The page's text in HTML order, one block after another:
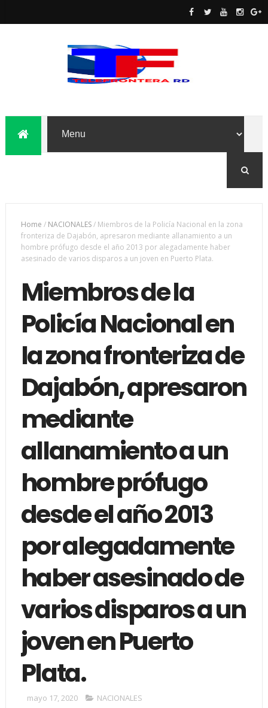
Home / NACIONALES/ Miembros de la Policía Nacional en la zona
fronteriza de Dajabón, apresaron mediante allanamiento a un
hombre prófugo desde el año 2013 por alegadamente haber
asesinado de varios disparos a un joven en Puerto Plata.
Miembros de la
Policía Nacional en
la zona fronteriza de
Dajabón, apresaron
mediante
allanamiento a un
hombre prófugo
desde el año 2013
por alegadamente
haber asesinado de
varios disparos a un
joven en Puerto
Plata.
mayo 17, 2020 NACIONALES